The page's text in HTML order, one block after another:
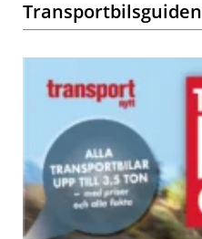
Transportbilsguiden